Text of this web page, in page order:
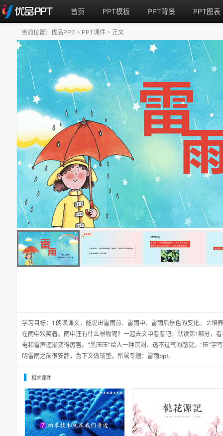
首页 PPT模板 PPT背景 PPT图表
学习目标：1.朗读课文，能说出雷雨前、雷雨中、雷雨后景色的变化。 2.培
在雨中欢笑着。雨中还有什么景物呢？一起去文中看看吧。默读第1部分，
电和雷声逐渐变得厉害。“黑压压”给人一种沉闷、透不过气的感觉。“压”字
明雷雨之前很安静，为下文做铺垫。所属专题： 雷雨ppt。
当前位置： 优品PPT > PPT课件 > 正文
相关课件